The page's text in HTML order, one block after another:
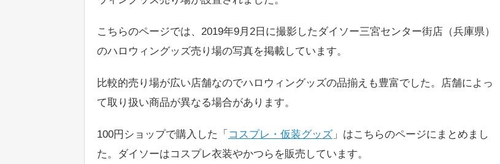
こちらのページでは、2019年9月2日に撮影したダイソー三宮センター街店（兵庫県）
のハロウィングッズ売り場の写真を掲載しています。
比較的売り場が広い店舗なのでハロウィングッズの品揃えも豊富でした。店舗によっ
て取り扱い商品が異なる場合があります。
100円ショップで購入した「 コスプレ・仮装グッズ 」はこちらのページにまとめまし
た。ダイソーはコスプレ衣装やかつらを販売しています。